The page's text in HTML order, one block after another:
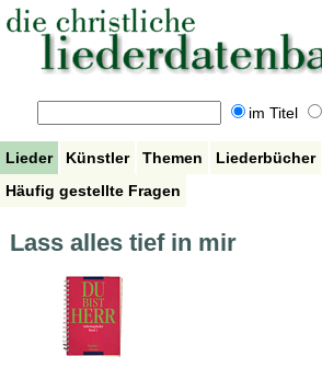
im Titel
Lieder Künstler Themen Liederbücher
Häufig gestellte Fragen
Lass alles tief in mir